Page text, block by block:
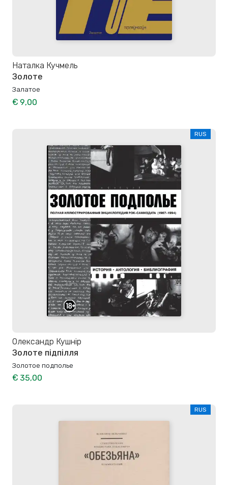
Наталка Кучмель
Золоте
Залатое
€ 9,00
RUS
Олександр Кушнір
Золоте підпілля
Золотое подполье
€ 35,00
RUS